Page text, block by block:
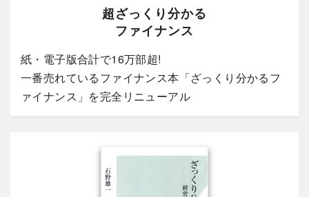
超ざっくり分かる
ファイナンス
紙・電子版合計で16万部超!
一番売れているファイナンス本「ざっくり分かるフ
ァイナンス」を完全リニューアル